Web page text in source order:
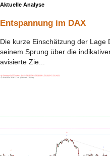
Aktuelle Analyse
Entspannung im DAX
Die kurze Einschätzung der Lage
seinem Sprung über die
avisierte Zie...